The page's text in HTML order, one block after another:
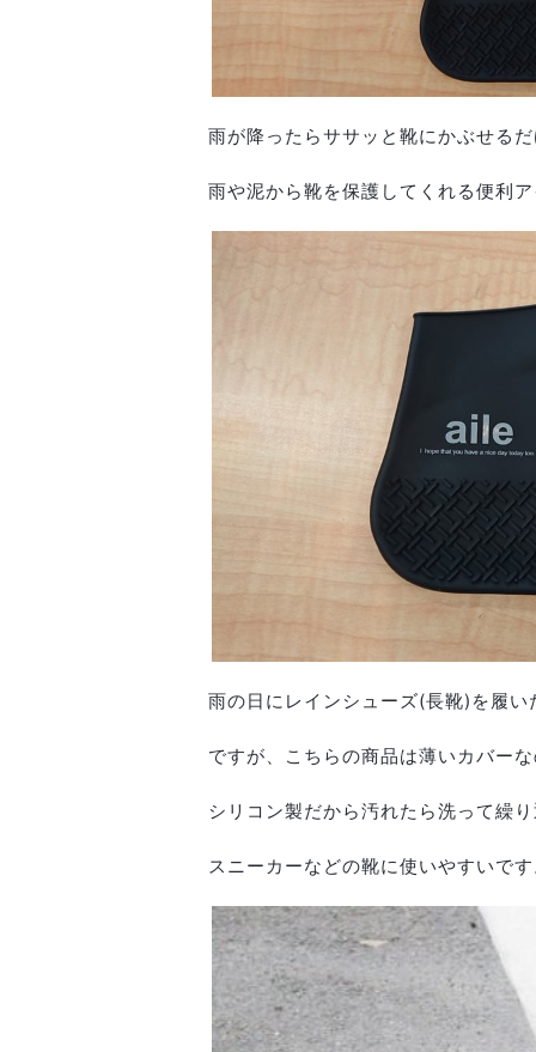
雨が降ったらササッと靴にかぶせる
雨や泥から靴を保護してくれる便利
雨の日にレインシューズ(長靴)を履
ですが、こちらの商品は薄いカバー
シリコン製だから汚れたら洗って繰
スニーカーなどの靴に使いやすいで